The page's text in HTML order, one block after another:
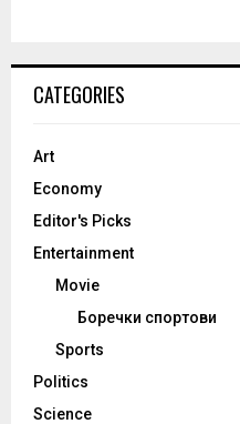
CATEGORIES
Art
Economy
Editor's Picks
Entertainment
Movie
Боречки спортови
Sports
Politics
Science